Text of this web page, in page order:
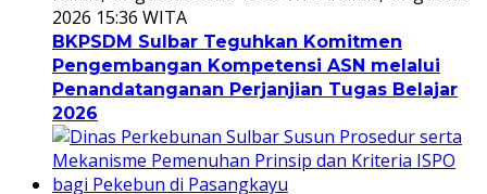
2026 15:36 WITA
BKPSDM Sulbar Teguhkan Komitmen
Pengembangan Kompetensi ASN melalui
Penandatanganan Perjanjian Tugas Belajar
2026